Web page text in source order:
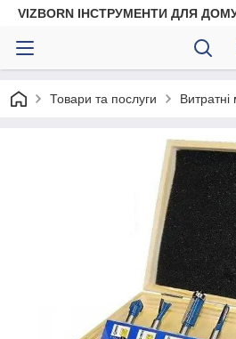
VIZBORN ІНСТРУМЕНТИ ДЛЯ
Товари та послуги